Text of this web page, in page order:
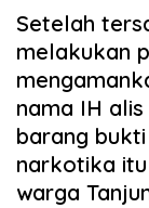
Setelah
melakukan
nama IH
barang
narkotika
warga